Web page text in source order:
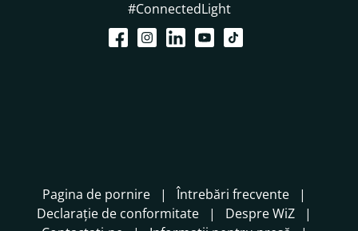
#ConnectedLight
Pagina de pornire
Întrebări frecvente
Declarație de conformitate
Despre WiZ